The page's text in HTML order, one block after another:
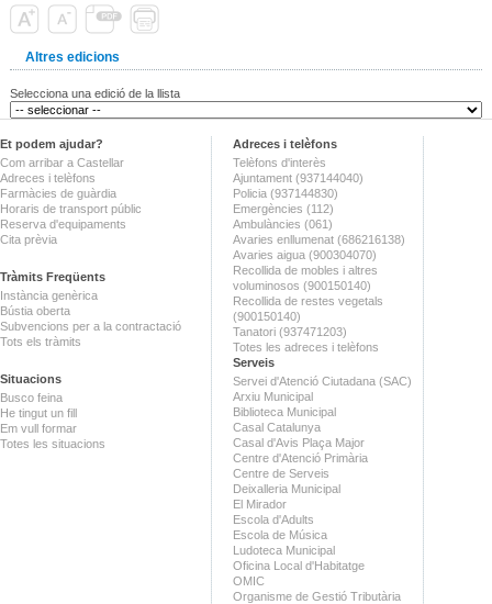
Altres edicions
Selecciona una edició de la llista
Et podem ajudar?
Com arribar a Castellar
Adreces i telèfons
Farmàcies de guàrdia
Horaris de transport públic
Reserva d'equipaments
Cita prèvia
Tràmits Freqüents
Instància genèrica
Bústia oberta
Subvencions per a la contractació
Tots els tràmits
Situacions
Busco feina
He tingut un fill
Em vull formar
Totes les situacions
Adreces i telèfons
Telèfons d'interès
Ajuntament (937144040)
Policia (937144830)
Emergències (112)
Ambulàncies (061)
Avaries enllumenat (686216138)
Avaries aigua (900304070)
Recollida de mobles i altres
voluminosos (900150140)
Recollida de restes vegetals
(900150140)
Tanatori (937471203)
Totes les adreces i telèfons
Serveis
Servei d'Atenció Ciutadana (SAC)
Arxiu Municipal
Biblioteca Municipal
Casal Catalunya
Casal d'Avis Plaça Major
Centre d'Atenció Primària
Centre de Serveis
Deixalleria Municipal
El Mirador
Escola d'Adults
Escola de Música
Ludoteca Municipal
Oficina Local d'Habitatge
OMIC
Organisme de Gestió Tributària